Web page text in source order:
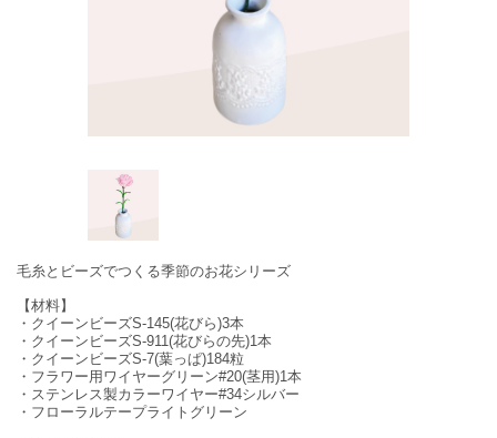
毛糸とビーズでつくる季節のお花シリーズ
【材料】
・クイーンビーズS-145(花びら)3本
・クイーンビーズS-911(花びらの先)1本
・クイーンビーズS-7(葉っぱ)184粒
・フラワー用ワイヤーグリーン#20(茎用)1本
・ステンレス製カラーワイヤー#34シルバー
・フローラルテープライトグリーン